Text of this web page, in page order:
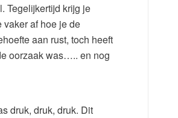
Tegelijkertijd krijg je
vaker af hoe je de
aan rust, toch heeft
oorzaak was….. en nog
druk, druk, druk. Dit